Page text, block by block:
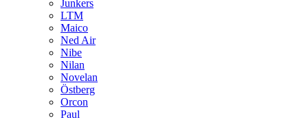
Junkers
LTM
Maico
Ned Air
Nibe
Nilan
Novelan
Östberg
Orcon
Paul